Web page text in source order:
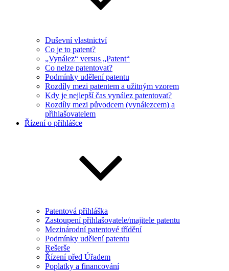
Duševní vlastnictví
Co je to patent?
„Vynález“ versus „Patent“
Co nelze patentovat?
Podmínky udělení patentu
Rozdíly mezi patentem a užitným vzorem
Kdy je nejlepší čas vynález patentovat?
Rozdíly mezi původcem (vynálezcem) a
přihlašovatelem
Řízení o přihlášce
Patentová přihláška
Zastoupení přihlašovatele/majitele patentu
Mezinárodní patentové třídění
Podmínky udělení patentu
Rešerše
Řízení před Úřadem
Poplatky a financování